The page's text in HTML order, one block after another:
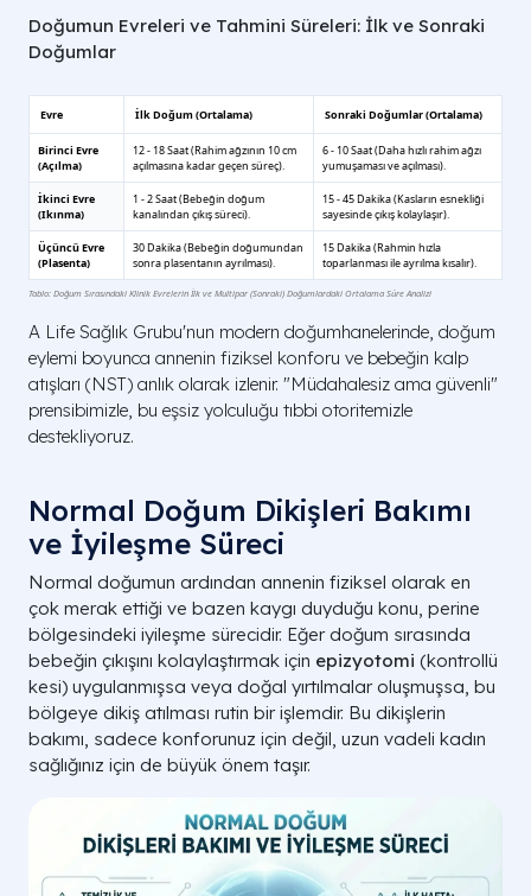
Doğumun Evreleri ve Tahmini Süreleri: İlk ve Sonraki
Doğumlar
A Life Sağlık Grubu'nun modern doğumhanelerinde, doğum
eylemi boyunca annenin fiziksel konforu ve bebeğin kalp
atışları (NST) anlık olarak izlenir. "Müdahalesiz ama güvenli"
prensibimizle, bu eşsiz yolculuğu tıbbi otoritemizle
destekliyoruz.
Normal Doğum Dikişleri Bakımı
ve İyileşme Süreci
Normal doğumun ardından annenin fiziksel olarak en
çok merak ettiği ve bazen kaygı duyduğu konu, perine
bölgesindeki iyileşme sürecidir. Eğer doğum sırasında
bebeğin çıkışını kolaylaştırmak için epizyotomi (kontrollü
kesi) uygulanmışsa veya doğal yırtılmalar oluşmuşsa, bu
bölgeye dikiş atılması rutin bir işlemdir. Bu dikişlerin
bakımı, sadece konforunuz için değil, uzun vadeli kadın
sağlığınız için de büyük önem taşır.